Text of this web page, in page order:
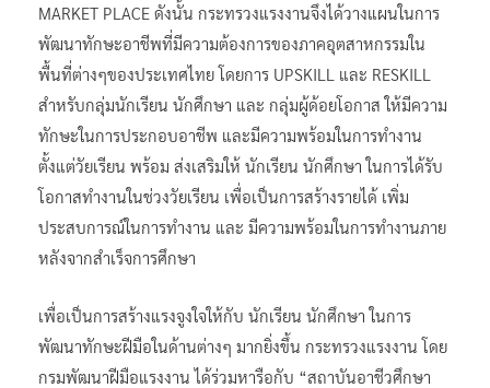
MARKET PLACE ดังนั้น กระทรวงแรงงานจึงได้วางแผนในการ
พัฒนาทักษะอาชีพที่มีความต้องการของภาคอุตสาหกรรมใน
พื้นที่ต่างๆของประเทศไทย โดยการ UPSKILL และ RESKILL
สำหรับกลุ่มนักเรียน นักศึกษา และ กลุ่มผู้ด้อยโอกาส ให้มีความ
ทักษะในการประกอบอาชีพ และมีความพร้อมในการทำงาน
ตั้งแต่วัยเรียน พร้อม ส่งเสริมให้ นักเรียน นักศึกษา ในการได้รับ
โอกาสทำงานในช่วงวัยเรียน เพื่อเป็นการสร้างรายได้ เพิ่ม
ประสบการณ์ในการทำงาน และ มีความพร้อมในการทำงานภาย
หลังจากสำเร็จการศึกษา
เพื่อเป็นการสร้างแรงจูงใจให้กับ นักเรียน นักศึกษา ในการ
พัฒนาทักษะฝีมือในด้านต่างๆ มากยิ่งขึ้น กระทรวงแรงงาน โดย
กรมพัฒนาฝีมือแรงงาน ได้ร่วมหารือกับ “สถาบันอาชีวศึกษา